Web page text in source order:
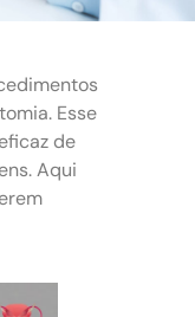
Esse
de
Aqui